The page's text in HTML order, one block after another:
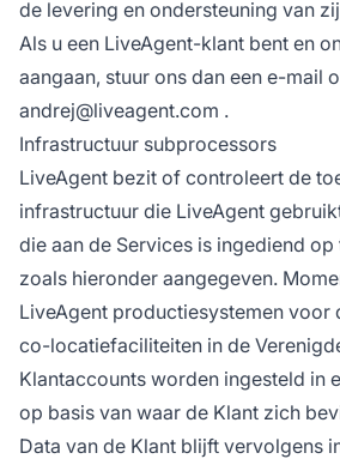
de levering en ondersteuning van
Als u een LiveAgent-klant bent en
aangaan, stuur ons dan een e-mail
andrej@liveagent.com .
Infrastructuur subprocessors
LiveAgent bezit of controleert de
infrastructuur die LiveAgent
die aan de Services is ingediend op
zoals hieronder aangegeven.
LiveAgent productiesystemen voor
co-locatiefaciliteiten in de
Klantaccounts worden ingesteld in
op basis van waar de Klant zich
Data van de Klant blijft vervolgens